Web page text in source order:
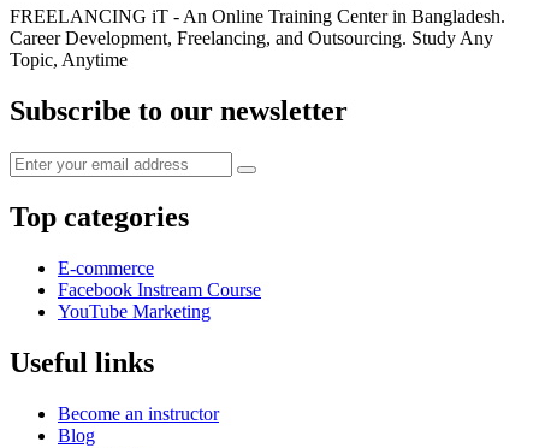
FREELANCING iT - An Online Training Center in Bangladesh.
Career Development, Freelancing, and Outsourcing. Study Any
Topic, Anytime
Subscribe to our newsletter
Top categories
E-commerce
Facebook Instream Course
YouTube Marketing
Useful links
Become an instructor
Blog